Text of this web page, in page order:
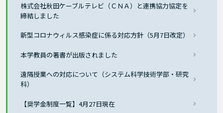
株式会社秋田ケーブルテレビ（ＣＮＡ）と連携協力協定を
締結しました
新型コロナウィルス感染症に係る対応方針（5月7日改定）
本学教員の著書が出版されました
遠隔授業への対応について（システム科学技術学部・研究
科）
【奨学金制度一覧】4月27日現在